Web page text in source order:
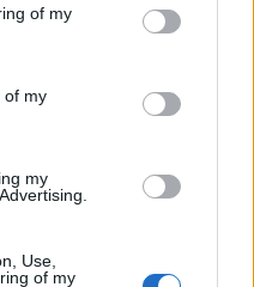
of my
of my
my
Use,
of my
di un’altra
no
così (faccio così)